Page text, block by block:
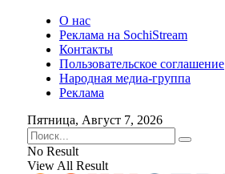
О нас
Реклама на SochiStream
Контакты
Пользовательское соглашение
Народная медиа-группа
Реклама
Пятница, Август 7, 2026
No Result
View All Result